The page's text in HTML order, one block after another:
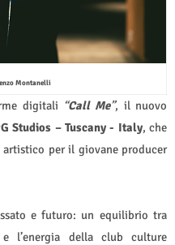
Montanelli
digitali “Call Me”, il nuovo
Studios – Tuscany - Italy, che
per il giovane producer
e futuro: un equilibrio tra
l’energia della club culture